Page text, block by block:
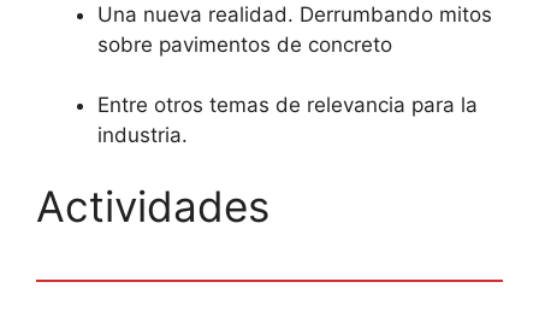
Una nueva realidad. Derrumbando mitos
sobre pavimentos de concreto
Entre otros temas de relevancia para la
industria.
Actividades